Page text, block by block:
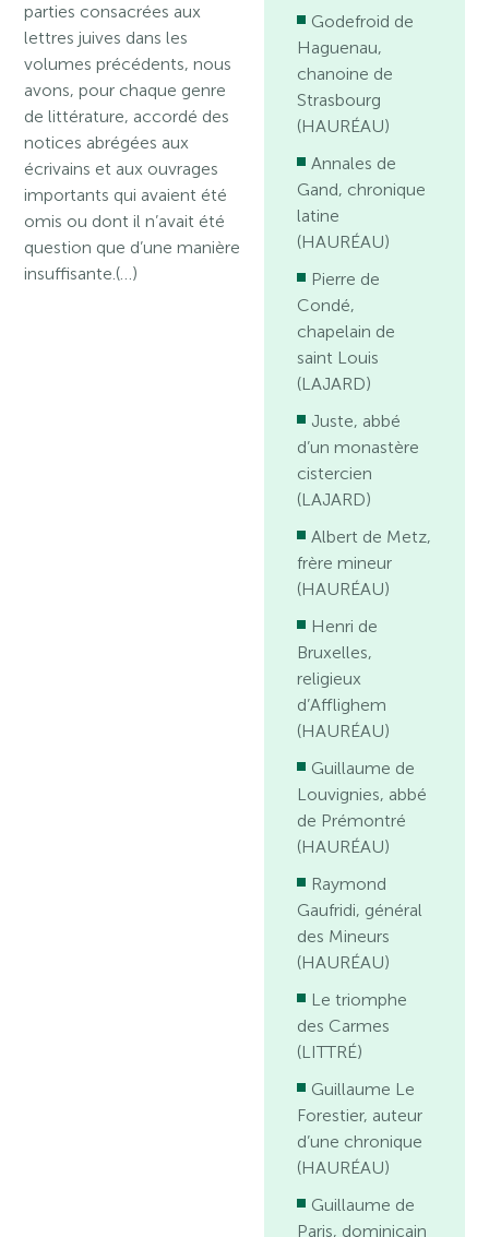
parties consacrées aux
lettres juives dans les
volumes précédents, nous
avons, pour chaque genre
de littérature, accordé des
notices abrégées aux
écrivains et aux ouvrages
importants qui avaient été
omis ou dont il n’avait été
question que d’une manière
insuffisante.(…)
Godefroid de
Haguenau,
chanoine de
Strasbourg
(HAURÉAU)
Annales de
Gand, chronique
latine
(HAURÉAU)
Pierre de
Condé,
chapelain de
saint Louis
(LAJARD)
Juste, abbé
d’un monastère
cistercien
(LAJARD)
Albert de Metz,
frère mineur
(HAURÉAU)
Henri de
Bruxelles,
religieux
d’Afflighem
(HAURÉAU)
Guillaume de
Louvignies, abbé
de Prémontré
(HAURÉAU)
Raymond
Gaufridi, général
des Mineurs
(HAURÉAU)
Le triomphe
des Carmes
(LITTRÉ)
Guillaume Le
Forestier, auteur
d’une chronique
(HAURÉAU)
Guillaume de
Paris, dominicain